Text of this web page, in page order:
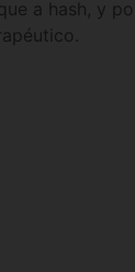
a hash, y